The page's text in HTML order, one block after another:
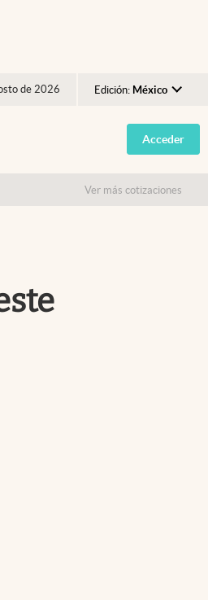
de 2026 Edición: México
Argentina
España
USA
Acceder
Ver más cotizaciones